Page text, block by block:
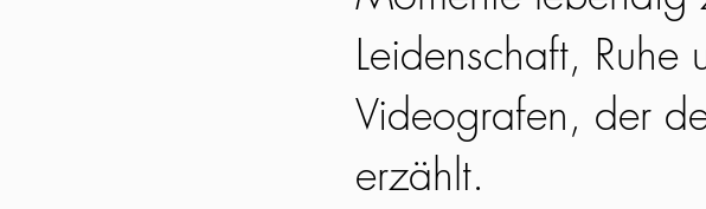
Leidenschaft,
Videografen, der
erzählt.